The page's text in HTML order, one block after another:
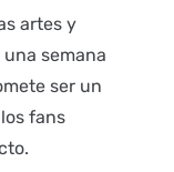
artes y
semana
ser un
fans